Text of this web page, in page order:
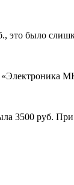
было
3500 руб.